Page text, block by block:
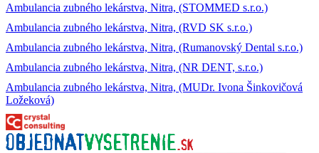
Ambulancia zubného lekárstva, Nitra, (STOMMED s.r.o.)
Ambulancia zubného lekárstva, Nitra, (RVD SK s.r.o.)
Ambulancia zubného lekárstva, Nitra, (Rumanovský Dental s.r.o.)
Ambulancia zubného lekárstva, Nitra, (NR DENT, s.r.o.)
Ambulancia zubného lekárstva, Nitra, (MUDr. Ivona Šinkovičová
Ložeková)